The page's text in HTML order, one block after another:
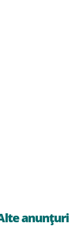
anunțuri